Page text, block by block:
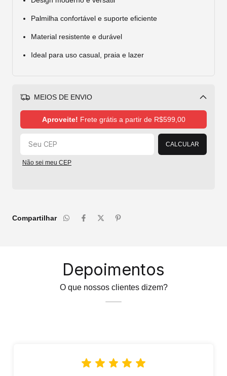
Palmilha confortável e suporte eficiente
Material resistente e durável
Ideal para uso casual, praia e lazer
MEIOS DE ENVIO
Aproveite! Frete grátis a partir de R$599,00
CALCULAR
Não sei meu CEP
Compartilhar
Depoimentos
O que nossos clientes dizem?